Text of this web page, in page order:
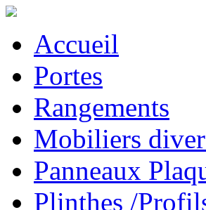
Accueil
Portes
Rangements
Mobiliers
Panneaux
Plinthes /